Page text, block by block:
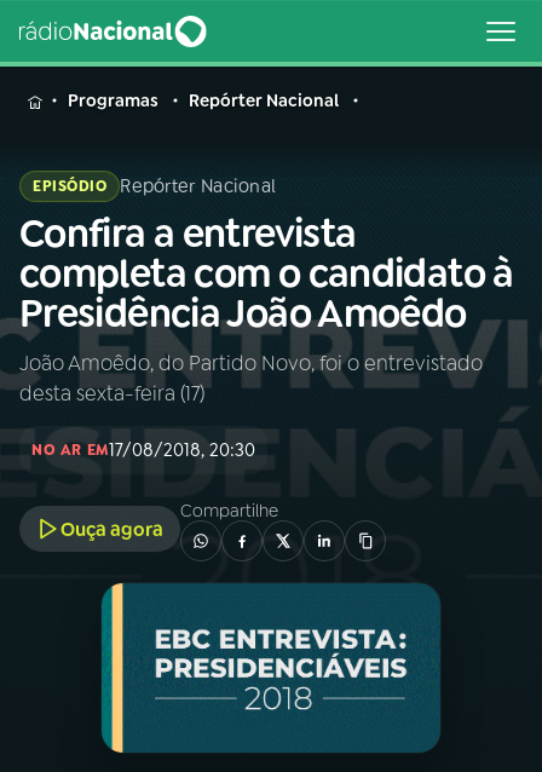
MENU
Buscar
na
Rádio
Nacional
Buscar
AO VIVO
01 INÍCIO
A RÁDIO
PROGRAMAÇÃO
PROGRAMAS
PODCASTS
Programas Repórter Nacional
EPISÓDIO Repórter Nacional
Confira a entrevista
completa com o candidato à
Presidência João Amoêdo
João Amoêdo, do Partido Novo, foi o entrevistado
desta sexta-feira (17)
NO AR EM17/08/2018, 20:30
Ouça agora
Compartilhe